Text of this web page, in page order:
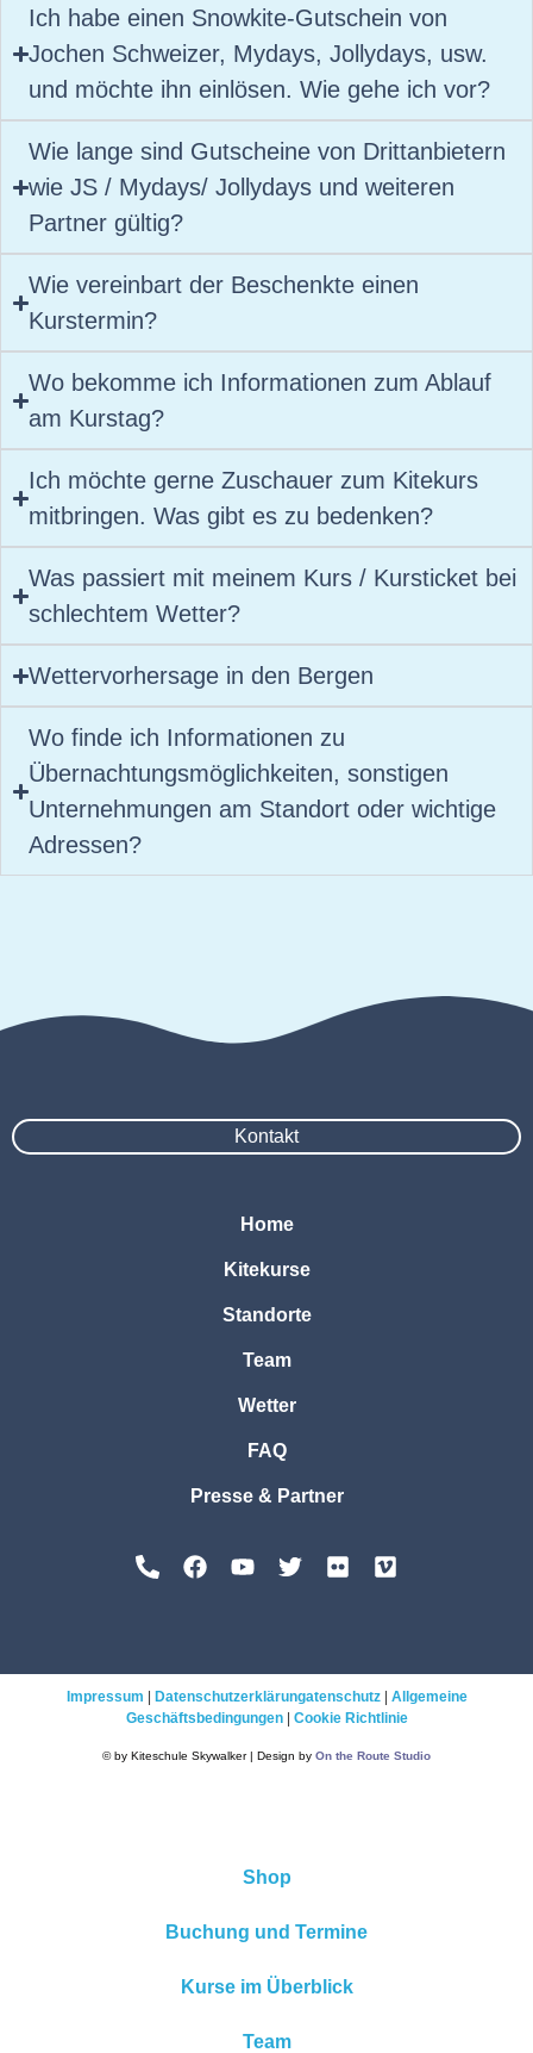
Ich habe einen Snowkite-Gutschein von
Jochen Schweizer, Mydays, Jollydays, usw.
und möchte ihn einlösen. Wie gehe ich vor?
Wie lange sind Gutscheine von Drittanbietern
wie JS / Mydays/ Jollydays und weiteren
Partner gültig?
Wie vereinbart der Beschenkte einen
Kurstermin?
Wo bekomme ich Informationen zum Ablauf
am Kurstag?
Ich möchte gerne Zuschauer zum Kitekurs
mitbringen. Was gibt es zu bedenken?
Was passiert mit meinem Kurs / Kursticket bei
schlechtem Wetter?
Wettervorhersage in den Bergen
Wo finde ich Informationen zu
Übernachtungsmöglichkeiten, sonstigen
Unternehmungen am Standort oder wichtige
Adressen?
Kontakt
Home
Kitekurse
Standorte
Team
Wetter
FAQ
Presse & Partner
© by Kiteschule Skywalker | Design by On the Route Studio
Impressum Datenschutzerklärungatenschutz| Allgemeine
Geschäftsbedingungen| Cookie Richtlinie
Shop
Buchung und Termine
Kurse im Überblick
Team